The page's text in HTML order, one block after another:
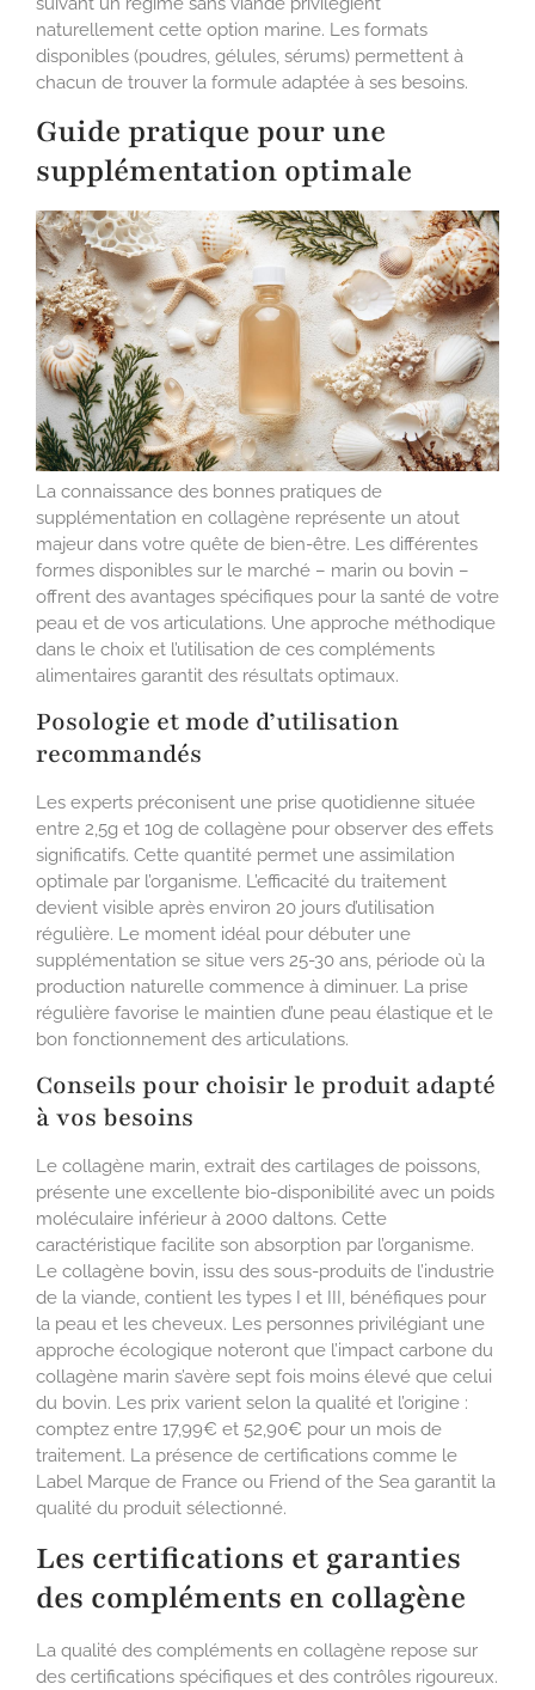
naturellement cette option marine. Les formats
disponibles (poudres, gélules, sérums) permettent à
chacun de trouver la formule adaptée à ses besoins.
Guide pratique pour une
supplémentation optimale
La connaissance des bonnes pratiques de
supplémentation en collagène représente un atout
majeur dans votre quête de bien-être. Les différentes
formes disponibles sur le marché – marin ou bovin –
offrent des avantages spécifiques pour la santé de votre
peau et de vos articulations. Une approche méthodique
dans le choix et l’utilisation de ces compléments
alimentaires garantit des résultats optimaux.
Posologie et mode d’utilisation
recommandés
Les experts préconisent une prise quotidienne située
entre 2,5g et 10g de collagène pour observer des effets
significatifs. Cette quantité permet une assimilation
optimale par l’organisme. L’efficacité du traitement
devient visible après environ 20 jours d’utilisation
régulière. Le moment idéal pour débuter une
supplémentation se situe vers 25-30 ans, période où la
production naturelle commence à diminuer. La prise
régulière favorise le maintien d’une peau élastique et le
bon fonctionnement des articulations.
Conseils pour choisir le produit adapté
à vos besoins
Le collagène marin, extrait des cartilages de poissons,
présente une excellente bio-disponibilité avec un poids
moléculaire inférieur à 2000 daltons. Cette
caractéristique facilite son absorption par l’organisme.
Le collagène bovin, issu des sous-produits de l’industrie
de la viande, contient les types I et III, bénéfiques pour
la peau et les cheveux. Les personnes privilégiant une
approche écologique noteront que l’impact carbone du
collagène marin s’avère sept fois moins élevé que celui
du bovin. Les prix varient selon la qualité et l’origine :
comptez entre 17,99€ et 52,90€ pour un mois de
traitement. La présence de certifications comme le
Label Marque de France ou Friend of the Sea garantit la
qualité du produit sélectionné.
Les certifications et garanties
des compléments en collagène
La qualité des compléments en collagène repose sur
des certifications spécifiques et des contrôles rigoureux.